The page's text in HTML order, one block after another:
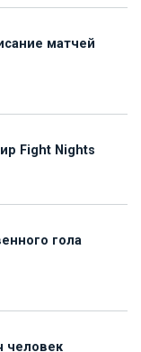
матчей
Fight Nights
гола
человек